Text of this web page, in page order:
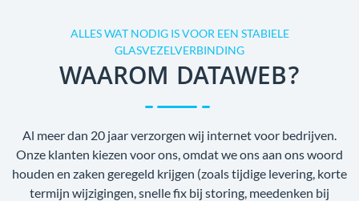
ALLES WAT NODIG IS VOOR EEN STABIELE
GLASVEZELVERBINDING
WAAROM DATAWEB?
Al meer dan 20 jaar verzorgen wij internet voor bedrijven.
Onze klanten kiezen voor ons, omdat we ons aan ons woord
houden en zaken geregeld krijgen (zoals tijdige levering, korte
termijn wijzigingen, snelle fix bij storing, meedenken bij